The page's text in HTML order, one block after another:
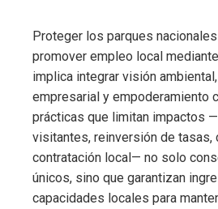
Proteger los parques
promover empleo local
implica integrar visión
empresarial y empoderamiento
prácticas que limitan impactos
visitantes, reinversión de tasas,
contratación local— no solo
únicos, sino que garantizan
capacidades locales para